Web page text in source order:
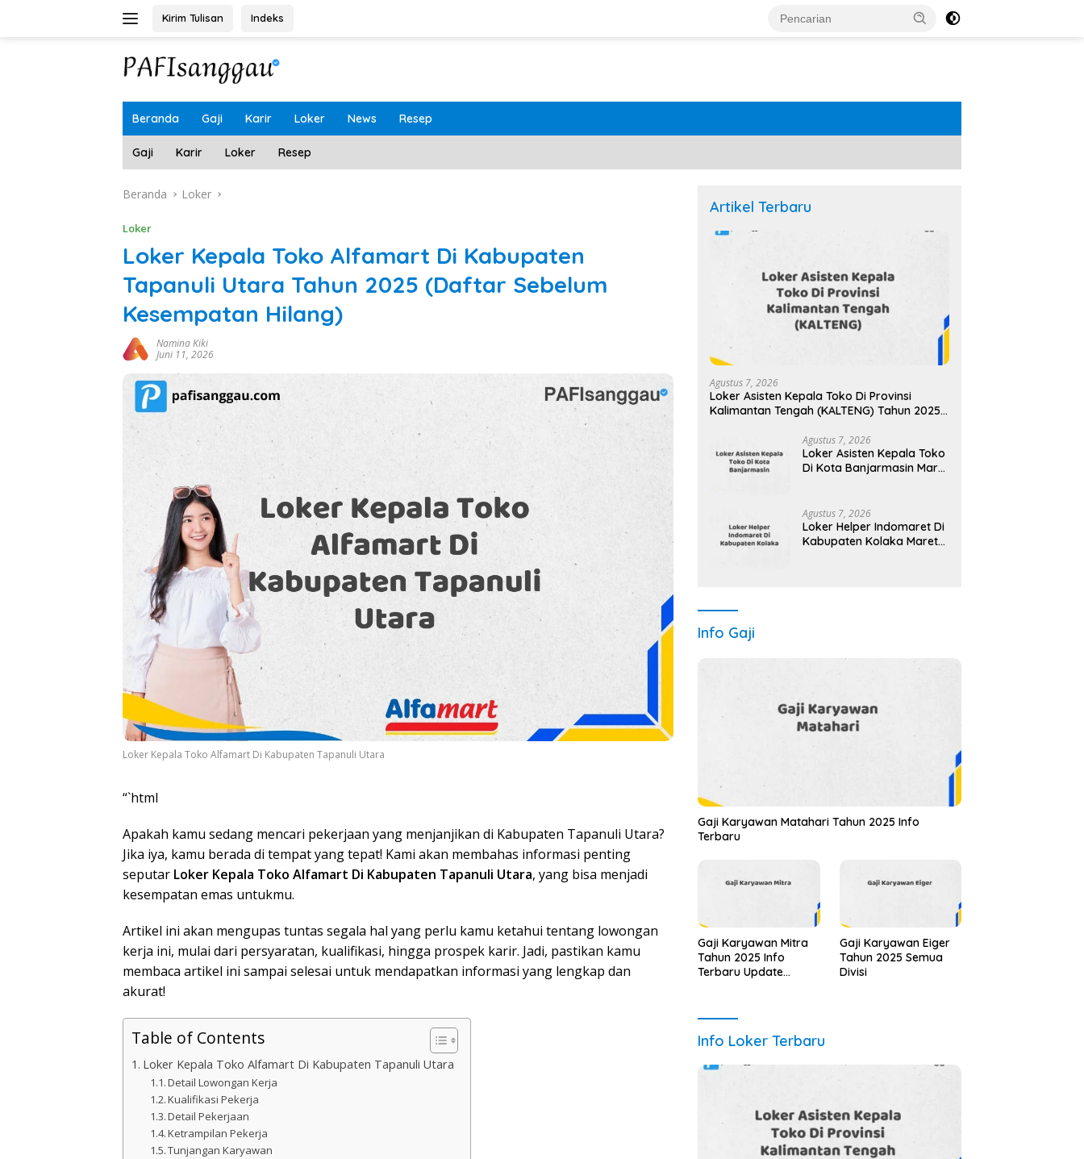
Kirim Tulisan Indeks
Beranda Gaji Karir Loker News Resep
Gaji Karir Loker Resep
Beranda Loker
Loker
Loker Kepala Toko Alfamart Di Kabupaten
Tapanuli Utara Tahun 2025 (Daftar Sebelum
Kesempatan Hilang)
Namina Kiki
Juni 11, 2026
Loker Kepala Toko Alfamart Di Kabupaten Tapanuli Utara
“`html
Apakah kamu sedang mencari pekerjaan yang menjanjikan di Kabupaten Tapanuli Utara?
Jika iya, kamu berada di tempat yang tepat! Kami akan membahas informasi penting
seputar Loker Kepala Toko Alfamart Di Kabupaten Tapanuli Utara, yang bisa menjadi
kesempatan emas untukmu.
Artikel ini akan mengupas tuntas segala hal yang perlu kamu ketahui tentang lowongan
kerja ini, mulai dari persyaratan, kualifikasi, hingga prospek karir. Jadi, pastikan kamu
membaca artikel ini sampai selesai untuk mendapatkan informasi yang lengkap dan
akurat!
Table of Contents
Loker Kepala Toko Alfamart Di Kabupaten Tapanuli Utara
Detail Lowongan Kerja
Kualifikasi Pekerja
Detail Pekerjaan
Ketrampilan Pekerja
Tunjangan Karyawan
Artikel Terbaru
Agustus 7, 2026
Loker Asisten Kepala Toko Di Provinsi
Kalimantan Tengah (KALTENG) Tahun 2025
Agustus 7, 2026
Loker Asisten Kepala Toko
Di Kota Banjarmasin Maret
Agustus 7, 2026
Loker Helper Indomaret Di
Kabupaten Kolaka Maret
Info Gaji
Gaji Karyawan Matahari Tahun 2025 Info
Terbaru
Gaji Karyawan Mitra
Tahun 2025 Info
Terbaru Update
Gaji Karyawan Eiger
Tahun 2025 Semua
Divisi
Info Loker Terbaru